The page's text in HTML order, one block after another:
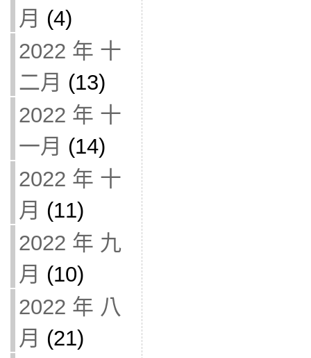
月 (4)
2022 年 十
二月 (13)
2022 年 十
一月 (14)
2022 年 十
月 (11)
2022 年 九
月 (10)
2022 年 八
月 (21)